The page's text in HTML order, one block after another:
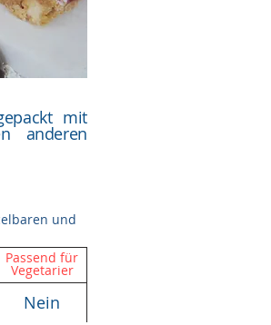
mit
anderen
und
Passend für
Vegetarier
Nein